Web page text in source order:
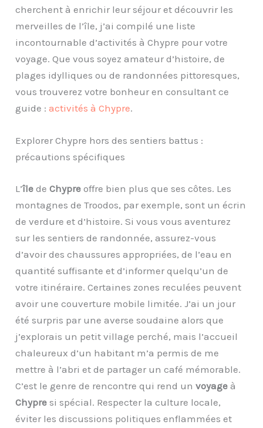
cherchent à enrichir leur séjour et découvrir les
merveilles de l’île, j’ai compilé une liste
incontournable d’activités à Chypre pour votre
voyage. Que vous soyez amateur d’histoire, de
plages idylliques ou de randonnées pittoresques,
vous trouverez votre bonheur en consultant ce
guide :activités à Chypre.
Explorer Chypre hors des sentiers battus :
précautions spécifiques
L’île deChypre offre bien plus que ses côtes. Les
montagnes de Troodos, par exemple, sont un écrin
de verdure et d’histoire. Si vous vous aventurez
sur les sentiers de randonnée, assurez-vous
d’avoir des chaussures appropriées, de l’eau en
quantité suffisante et d’informer quelqu’un de
votre itinéraire. Certaines zones reculées peuvent
avoir une couverture mobile limitée. J’ai un jour
été surpris par une averse soudaine alors que
j’explorais un petit village perché, mais l’accueil
chaleureux d’un habitant m’a permis de me
mettre à l’abri et de partager un café mémorable.
C’est le genre de rencontre qui rend unvoyage à
Chypre si spécial. Respecter la culture locale,
éviter les discussions politiques enflammées et